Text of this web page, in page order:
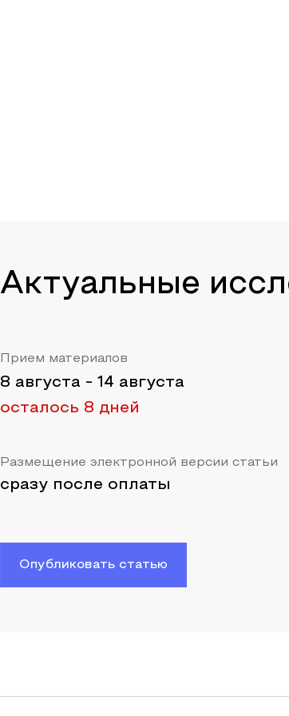
Актуальные
Прием материалов
8 августа - 14 августа
осталось 8 дней
Размещение электронной версии статьи
сразу после оплаты
Опубликовать статью